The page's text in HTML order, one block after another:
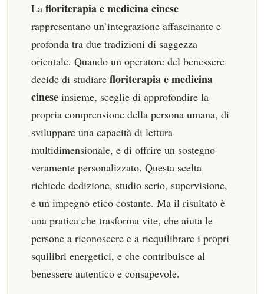
La floriterapia e medicina cinese
rappresentano un’integrazione affascinante e
profonda tra due tradizioni di saggezza
orientale. Quando un operatore del benessere
decide di studiare floriterapia e medicina
cinese insieme, sceglie di approfondire la
propria comprensione della persona umana, di
sviluppare una capacità di lettura
multidimensionale, e di offrire un sostegno
veramente personalizzato. Questa scelta
richiede dedizione, studio serio, supervisione,
e un impegno etico costante. Ma il risultato è
una pratica che trasforma vite, che aiuta le
persone a riconoscere e a riequilibrare i propri
squilibri energetici, e che contribuisce al
benessere autentico e consapevole.